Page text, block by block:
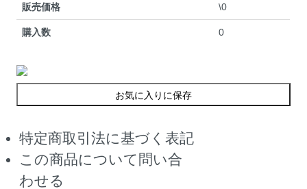
販売価格 \0
購入数 0
お気に入りに保存
特定商取引法に基づく表記
この商品について問い合
わせる